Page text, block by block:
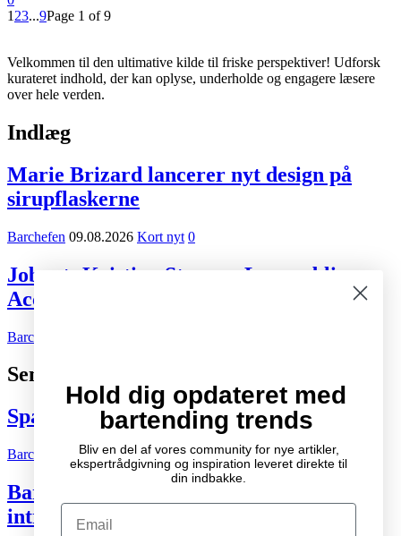
1 23...9Page 1 of 9
Velkommen til den ultimative kilde til friske perspektiver! Udforsk
kurateret indhold, der kan oplyse, underholde og engagere læsere
over hele verden.
Indlæg
Marie Brizard lancerer nyt design på
sirupflaskerne
Barchefen 09.08.2026 Kort nyt 0
Jobnyt: Kristian Staurup Lassen bliver
Account Manager hos Marie Brizard
Barchefen
Seneste indlæg
Spændende cocktail- og drinksbøger
Barchefen 04.10.2007 Litteratur 2
Bartenderens grundbog – Den ultimative
introduktion til cocktailkunsten
Hold dig opdateret med
bartending trends
Bliv en del af vores community for nye artikler,
ekspertrådgivning og inspiration leveret direkte til
din indbakke.
Email